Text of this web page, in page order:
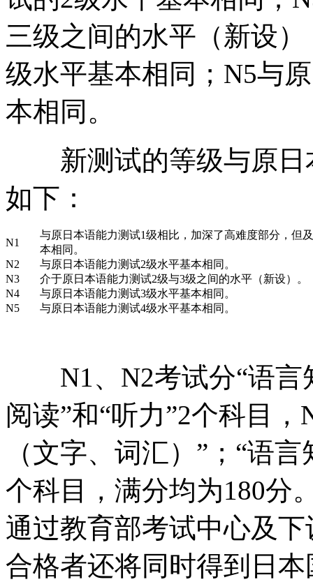
三级之间的水平（新设
级水平基本相同；N5与
本相同。
新测试的等级与原日
如下：
N1
与原日本语能力测试1级相比，加深了高难度部分，但
本相同。
N2
与原日本语能力测试2级水平基本相同。
N3
介于原日本语能力测试2级与3级之间的水平（新设）。
N4
与原日本语能力测试3级水平基本相同。
N5
与原日本语能力测试4级水平基本相同。
N1、N2考试分“语言
阅读”和“听力”2个科目
（文字、词汇）”；“语
个科目，满分均为180分
通过教育部考试中心及
合格者还将同时得到日